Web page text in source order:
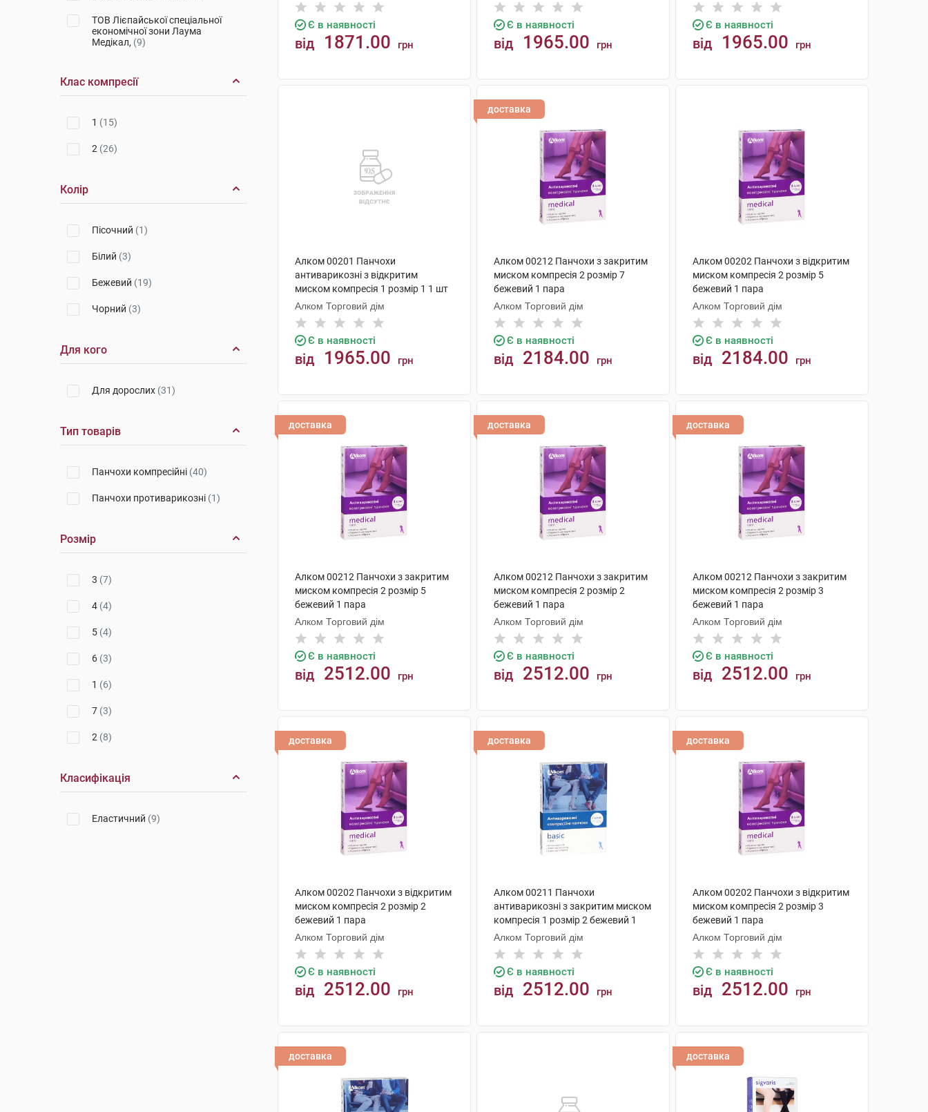
ТОВ Лієпайської спеціальної
економічної зони Лаума
Медікал, (9)
Клас компресії
1 (15)
2 (26)
Колір
Пісочний (1)
Білий (3)
Бежевий (19)
Чорний (3)
Для кого
Для дорослих (31)
Тип товарів
Панчохи компресійні (40)
Панчохи противарикозні (1)
Розмір
3 (7)
4 (4)
5 (4)
6 (3)
1 (6)
7 (3)
2 (8)
Класифікація
Еластичний (9)
Є в наявності
від 1871.00 грн
Є в наявності
від 1965.00 грн
Є в наявності
від 1965.00 грн
Алком 00201 Панчохи
антиварикозні з відкритим
миском компресія 1 розмір 1 1 шт
Алком Торговий дім
Є в наявності
від 1965.00 грн
доставка
Алком 00212 Панчохи з закритим
миском компресія 2 розмір 7
бежевий 1 пара
Алком Торговий дім
Є в наявності
від 2184.00 грн
Алком 00202 Панчохи з відкритим
миском компресія 2 розмір 5
бежевий 1 пара
Алком Торговий дім
Є в наявності
від 2184.00 грн
доставка
Алком 00212 Панчохи з закритим
миском компресія 2 розмір 5
бежевий 1 пара
Алком Торговий дім
Є в наявності
від 2512.00 грн
доставка
Алком 00212 Панчохи з закритим
миском компресія 2 розмір 2
бежевий 1 пара
Алком Торговий дім
Є в наявності
від 2512.00 грн
доставка
Алком 00212 Панчохи з закритим
миском компресія 2 розмір 3
бежевий 1 пара
Алком Торговий дім
Є в наявності
від 2512.00 грн
доставка
Алком 00202 Панчохи з відкритим
миском компресія 2 розмір 2
бежевий 1 пара
Алком Торговий дім
Є в наявності
від 2512.00 грн
доставка
Алком 00211 Панчохи
антиварикозні з закритим миском
компресія 1 розмір 2 бежевий 1
пара
Алком Торговий дім
Є в наявності
від 2512.00 грн
доставка
Алком 00202 Панчохи з відкритим
миском компресія 2 розмір 3
бежевий 1 пара
Алком Торговий дім
Є в наявності
від 2512.00 грн
доставка доставка